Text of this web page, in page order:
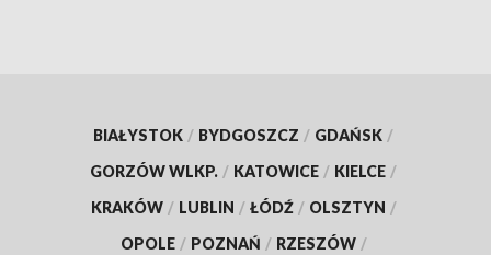
BIAŁYSTOK / BYDGOSZCZ / GDAŃSK /
GORZÓW WLKP. / KATOWICE / KIELCE /
KRAKÓW / LUBLIN / ŁÓDŹ / OLSZTYN /
OPOLE / POZNAŃ / RZESZÓW /